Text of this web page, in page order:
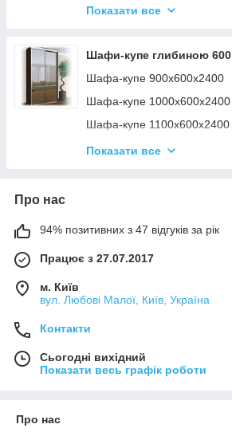
Шафа-купе 1200х450х2400
Шафа-купе 1400х450х2400
Шафа-купе 1500х450х2400
Шафа-купе 1600х450х2400
Шафа-купе 1700х450х2400
Показати все
Шафи-купе глибиною 600
Шафа-купе 900х600х2400
Шафа-купе 1000х600х2400
Шафа-купе 1100х600х2400
Шафа-купе 1200х600х2400
Шафа-купе 1600х600х2400
Шафа-купе 1700х600х2400
Показати все
Про нас
94% позитивних з 47 відгуків за рік
Працює з 27.07.2017
м. Київ
вул. Любові Малої, Київ, Україна
Контакти
Сьогодні вихідний
Показати весь графік роботи
Про нас